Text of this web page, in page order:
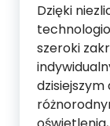
Dzięki
szeroki